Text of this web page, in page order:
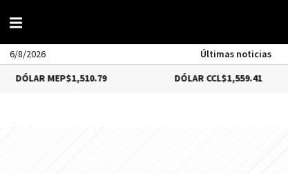
6/8/2026 Últimas noticias
$1,510.79 $1,559.41